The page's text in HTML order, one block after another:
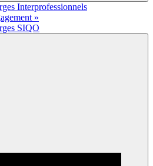
Interprofessionnels
»
SIQO